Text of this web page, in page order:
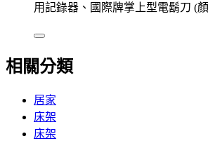
用記錄器、國際牌掌上型電鬍刀 (
相關分類
居家
床架
床架